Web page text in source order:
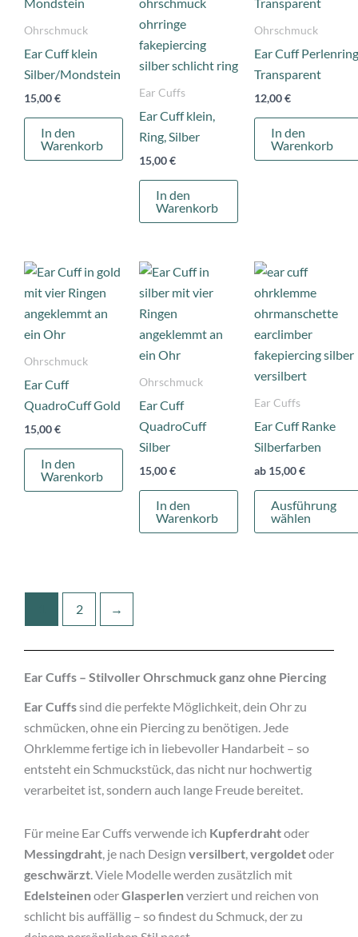
Ohrschmuck
Ear Cuff klein
Silber/Mondstein
15,00€
In den
Warenkorb
Ear Cuffs
Ear Cuff klein,
Ring, Silber
15,00€
In den
Warenkorb
Ohrschmuck
Ear Cuff Perlenring
Transparent
12,00€
In den
Warenkorb
Ohrschmuck
Ear Cuff
QuadroCuff Gold
15,00€
In den
Warenkorb
Ohrschmuck
Ear Cuff
QuadroCuff
Silber
15,00€
In den
Warenkorb
Ear Cuffs
Ear Cuff Ranke
Silberfarben
ab 15,00€
Ausführung
wählen
2 →
Ear Cuffs – Stilvoller Ohrschmuck ganz ohne Piercing
Ear Cuffssind die perfekte Möglichkeit, dein Ohr zu
schmücken, ohne ein Piercing zu benötigen. Jede
Ohrklemme fertige ich in liebevoller Handarbeit – so
entsteht ein Schmuckstück, das nicht nur hochwertig
verarbeitet ist, sondern auch lange Freude bereitet.
Für meine Ear Cuffs verwende ich Kupferdrahtoder
Messingdraht, je nach Design versilbert,vergoldetoder
geschwärzt. Viele Modelle werden zusätzlich mit
EdelsteinenoderGlasperlenverziert und reichen von
schlicht bis auffällig – so findest du Schmuck, der zu